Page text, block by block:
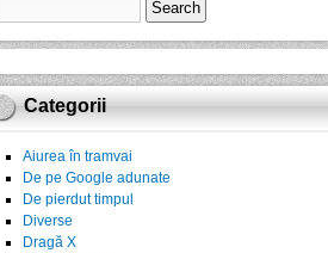
Categorii
Aiurea în tramvai
De pe Google adunate
De pierdut timpul
Diverse
Dragă X